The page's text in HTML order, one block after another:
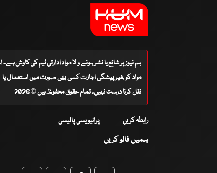
ہم نیوز پر شائع یا نشر ہونے والا مواد ادارتی ٹیم کی کاوش
مواد کو بغیر پیشگی اجازت کسی بھی صورت میں استعمال یا
نقل کرنا درست نہیں۔ تمام حقوق محفوظ ہیں © 2026
رابطہ کریں پرائیویسی پالیسی
ہمیں فالو کریں